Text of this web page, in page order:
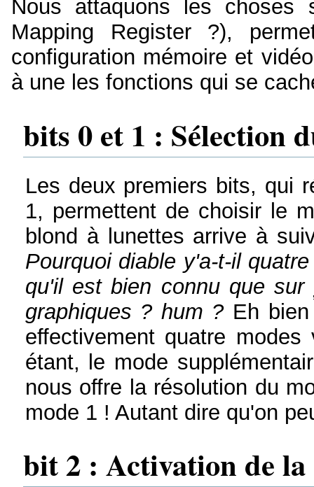
Nous attaquons les choses
Mapping Register ?),
configuration mémoire et
à une les fonctions qui se
bits 0 et 1 : Sélection
Les deux premiers bits, qui
1, permettent de choisir le
blond à lunettes arrive à
Pourquoi diable y'a-t-il
qu'il est bien connu que sur
graphiques ? hum ?Eh bien
effectivement quatre
étant, le mode
nous offre la résolution du
mode 1 ! Autant dire qu'on
bit 2 : Activation de